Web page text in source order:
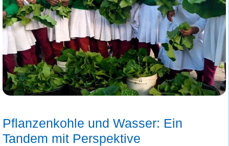
Pflanzenkohle und Wasser: Ein
Tandem mit Perspektive